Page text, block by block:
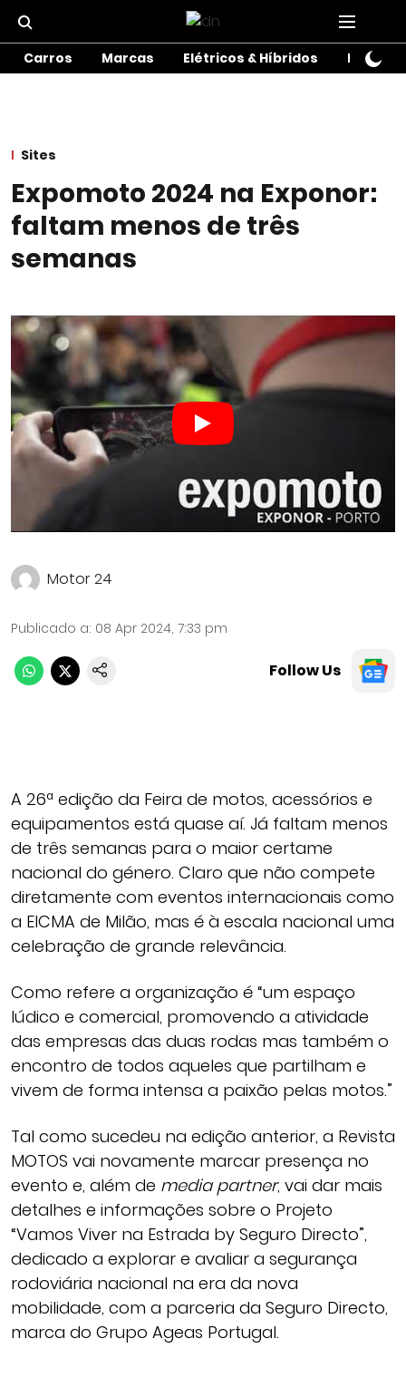
Carros Marcas Elétricos & Híbridos Motos
Sites
Expomoto 2024 na Exponor:
faltam menos de três
semanas
Motor 24
Publicado a: 08 Apr 2024, 7:33 pm
Follow Us
A 26ª edição da Feira de motos, acessórios e
equipamentos está quase aí. Já faltam menos
de três semanas para o maior certame
nacional do género. Claro que não compete
diretamente com eventos internacionais como
a EICMA de Milão, mas é à escala nacional uma
celebração de grande relevância.
Como refere a organização é “um espaço
lúdico e comercial, promovendo a atividade
das empresas das duas rodas mas também o
encontro de todos aqueles que partilham e
vivem de forma intensa a paixão pelas motos.”
Tal como sucedeu na edição anterior, a Revista
MOTOS vai novamente marcar presença no
evento e, além de media partner, vai dar mais
detalhes e informações sobre o Projeto
“Vamos Viver na Estrada by Seguro Directo”,
dedicado a explorar e avaliar a segurança
rodoviária nacional na era da nova
mobilidade, com a parceria da Seguro Directo,
marca do Grupo Ageas Portugal.